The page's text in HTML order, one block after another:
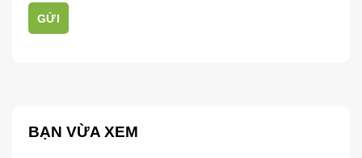
GỬI
BẠN VỪA XEM